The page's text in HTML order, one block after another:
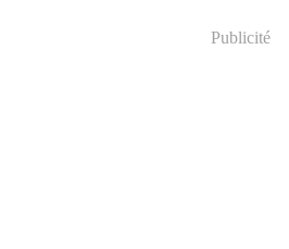
Publicité